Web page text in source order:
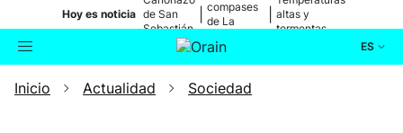
Hoy es noticia de San
Sebastián
compases
de La
altas y
tormentas
ES
Buscador Actualidad
Inicio Actualidad Sociedad